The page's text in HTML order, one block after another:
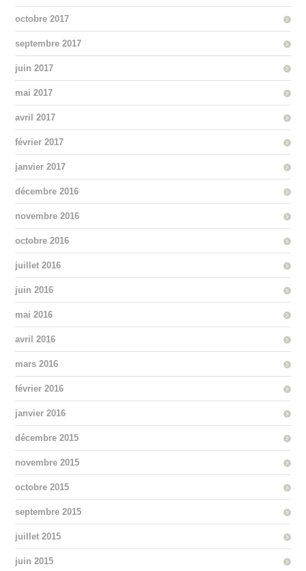
octobre 2017
septembre 2017
juin 2017
mai 2017
avril 2017
février 2017
janvier 2017
décembre 2016
novembre 2016
octobre 2016
juillet 2016
juin 2016
mai 2016
avril 2016
mars 2016
février 2016
janvier 2016
décembre 2015
novembre 2015
octobre 2015
septembre 2015
juillet 2015
juin 2015